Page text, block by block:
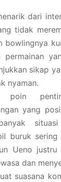
dari
tidak
bowlingnya
permainan
sikap
nyaman.
yang
buruk sering
Ueno justru
dan
suasana